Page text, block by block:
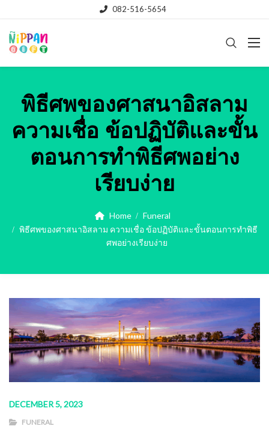
082-516-5654
พิธีศพของศาสนาอิสลาม
ความเชื่อ ข้อปฏิบัติและขั้น
ตอนการทำพิธีศพอย่าง
เรียบง่าย
Home
Funeral
พิธีศพของศาสนาอิสลาม ความเชื่อ ข้อปฏิบัติและขั้นตอนการทำพิธี
ศพอย่างเรียบง่าย
DECEMBER 5, 2023
FUNERAL